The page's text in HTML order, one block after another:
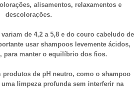
alisamentos, relaxamentos e
descolorações.
de 4,2 a 5,8 e do couro cabeludo de
usar shampoos levemente ácidos,
para manter o equilíbrio dos fios.
produtos de pH neutro, como o shampoo
limpeza profunda sem interferir na